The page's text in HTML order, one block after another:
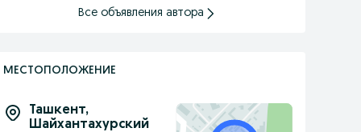
Все объявления автора
МЕСТОПОЛОЖЕНИЕ
Ташкент,
Шайхантахурский